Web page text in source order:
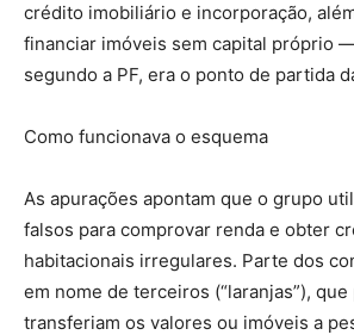
crédito imobiliário e incorporação,
financiar imóveis sem capital próprio
segundo a PF, era o ponto de partida
Como funcionava o esquema
As apurações apontam que o grupo
falsos para comprovar renda e obter
habitacionais irregulares. Parte dos
em nome de terceiros (“laranjas”),
transferiam os valores ou imóveis a